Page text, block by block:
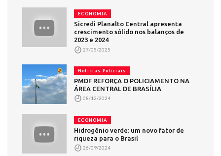
ECONOMIA
Sicredi Planalto Central apresenta
crescimento sólido nos balanços de
2023 e 2024
27/05/2025
Noticias-Policiais
PMDF REFORÇA O POLICIAMENTO NA
ÁREA CENTRAL DE BRASÍLIA
08/12/2024
ECONOMIA
Hidrogênio verde: um novo fator de
riqueza para o Brasil
26/09/2024